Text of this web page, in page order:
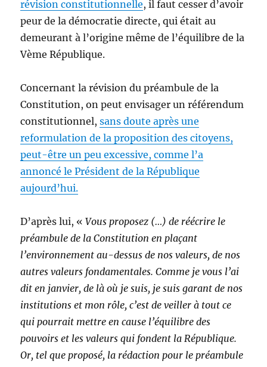
révision constitutionnelle, il faut cesser d’avoir
peur de la démocratie directe, qui était au
demeurant à l’origine même de l’équilibre de la
Vème République.
Concernant la révision du préambule de la
Constitution, on peut envisager un référendum
constitutionnel,sans doute après une
reformulation de la proposition des citoyens,
peut-être un peu excessive, comme l’a
annoncé le Président de la République
aujourd’hui.
D’après lui, «Vous proposez (…) de réécrire le
préambule de la Constitution en plaçant
l’environnement au-dessus de nos valeurs, de nos
autres valeurs fondamentales. Comme je vous l’ai
dit en janvier, de là où je suis, je suis garant de nos
institutions et mon rôle, c’est de veiller à tout ce
qui pourrait mettre en cause l’équilibre des
pouvoirs et les valeurs qui fondent la République.
Or, tel que proposé, la rédaction pour le préambule